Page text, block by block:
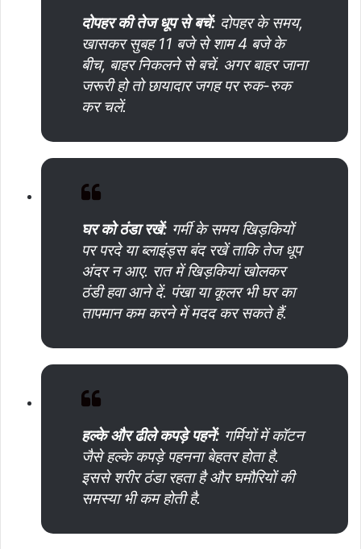
दोपहर की तेज धूप से बचें: दोपहर के समय,
खासकर सुबह 11 बजे से शाम 4 बजे के
बीच, बाहर निकलने से बचें. अगर बाहर जाना
जरूरी हो तो छायादार जगह पर रुक-रुक
कर चलें.
घर को ठंडा रखें: गर्मी के समय खिड़कियों
पर परदे या ब्लाइंड्स बंद रखें ताकि तेज धूप
अंदर न आए. रात में खिड़कियां खोलकर
ठंडी हवा आने दें. पंखा या कूलर भी घर का
तापमान कम करने में मदद कर सकते हैं.
हल्के और ढीले कपड़े पहनें: गर्मियों में कॉटन
जैसे हल्के कपड़े पहनना बेहतर होता है.
इससे शरीर ठंडा रहता है और घमौरियों की
समस्या भी कम होती है.